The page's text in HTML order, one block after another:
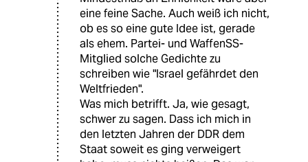
eine feine Sache. Auch weiß ich nicht,
ob es so eine gute Idee ist, gerade
als ehem. Partei- und WaffenSS-
Mitglied solche Gedichte zu
schreiben wie "Israel gefährdet den
Weltfrieden".
Was mich betrifft. Ja, wie gesagt,
schwer zu sagen. Dass ich mich in
den letzten Jahren der DDR dem
Staat soweit es ging verweigert